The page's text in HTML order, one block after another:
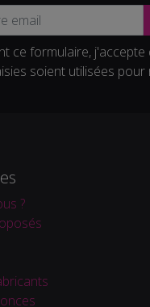
ce formulaire, j'accepte
soient utilisées pour
?